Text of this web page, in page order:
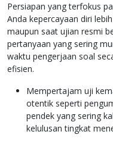
Persiapan yang terfokus
Anda kepercayaan diri
maupun saat ujian resmi
pertanyaan yang sering
waktu pengerjaan soal
efisien.
Mempertajam uji
otentik seperti
pendek yang sering
kelulusan tingkat